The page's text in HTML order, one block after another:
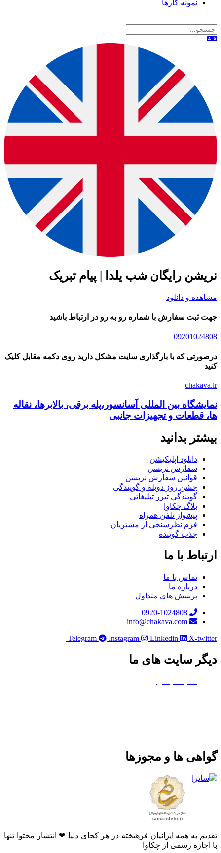
نمونه کارها
نریشن رایگان شب یلدا | پیام تبریک
مشاهده و دانلود
جهت ثبت سفارش با شماره رو به رو در ارتباط باشید
09201024808
درصورتی که با بارگذاری سایت مشکل دارید روی دکمه مقابل کلیک
کنید
chakava.ir
نمایشگاه بین المللی آسانسور،پله برقی، بالابرها، نقاله
ها، قطعات و تجهیزات جانبی
بیشتر بدانید
دانلود اپلیکیشن
سفارش نریشن
قوانین سفارش نریشن
جشن روز دوبله و گویندگی
گویندگی تیزر تبلیغاتی
بلاگ چکاوا
پیشواز تلفن همراه
فرم نظرسنجی از مشتریان
جذب گوینده
ارتباط با ما
تماس با ما
درباره ما
پرسش های متداول
0920-1024808
info@chakava.com
Telegram
Instagram Linkedin X-twitter
دیگر سایت های ما
گواهی ها و مجوزها
تقدیم به همه ایرانیان فرهیخته در هر کجای دنیا ❤ انتشار محتوا تنها
با اجازه رسمی از چکاوا